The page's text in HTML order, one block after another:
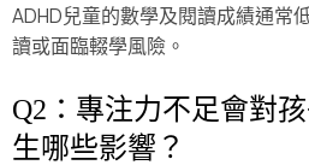
ADHD兒童的數學及閱讀成績通常
讀或面臨輟學風險。
Q2：專注力不足會對
生哪些影響？